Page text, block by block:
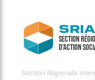
Section
d'Action
Section Régionale